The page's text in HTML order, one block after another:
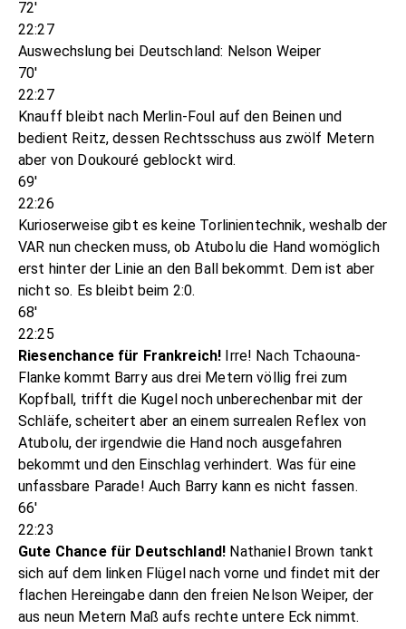
72'
22:27
Auswechslung bei Deutschland: Nelson Weiper
70'
22:27
Knauff bleibt nach Merlin-Foul auf den Beinen und
bedient Reitz, dessen Rechtsschuss aus zwölf Metern
aber von Doukouré geblockt wird.
69'
22:26
Kurioserweise gibt es keine Torlinientechnik, weshalb der
VAR nun checken muss, ob Atubolu die Hand womöglich
erst hinter der Linie an den Ball bekommt. Dem ist aber
nicht so. Es bleibt beim 2:0.
68'
22:25
Riesenchance für Frankreich! Irre! Nach Tchaouna-
Flanke kommt Barry aus drei Metern völlig frei zum
Kopfball, trifft die Kugel noch unberechenbar mit der
Schläfe, scheitert aber an einem surrealen Reflex von
Atubolu, der irgendwie die Hand noch ausgefahren
bekommt und den Einschlag verhindert. Was für eine
unfassbare Parade! Auch Barry kann es nicht fassen.
66'
22:23
Gute Chance für Deutschland! Nathaniel Brown tankt
sich auf dem linken Flügel nach vorne und findet mit der
flachen Hereingabe dann den freien Nelson Weiper, der
aus neun Metern Maß aufs rechte untere Eck nimmt.